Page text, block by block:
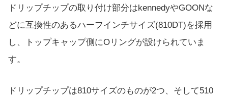
ドリップチップの取り付け部分はkennedyやGOONな
どに互換性のあるハーフインチサイズ(810DT)を採用
し、トップキャップ側にOリングが設けられていま
す。
ドリップチップは810サイズのものが2つ、そして510